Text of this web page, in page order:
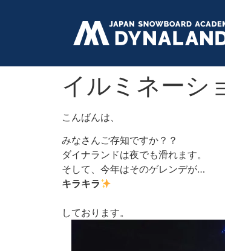
イルミネーシ
こんばんは、
みなさんご存知ですか？？
ダイナランドは夜でも滑れます。
そして、今年はそのゲレンデが…
キラキラ
しております。